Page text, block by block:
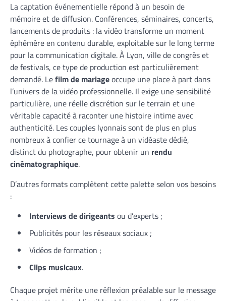
La captation événementielle répond à un besoin de
mémoire et de diffusion. Conférences, séminaires, concerts,
lancements de produits : la vidéo transforme un moment
éphémère en contenu durable, exploitable sur le long terme
pour la communication digitale. À Lyon, ville de congrès et
de festivals, ce type de production est particulièrement
demandé. Lefilm de mariageoccupe une place à part dans
l’univers de la vidéo professionnelle. Il exige une sensibilité
particulière, une réelle discrétion sur le terrain et une
véritable capacité à raconter une histoire intime avec
authenticité. Les couples lyonnais sont de plus en plus
nombreux à confier ce tournage à un vidéaste dédié,
distinct du photographe, pour obtenir un rendu
cinématographique.
D’autres formats complètent cette palette selon vos besoins
:
Interviews de dirigeants ou d’experts ;
Publicités pour les réseaux sociaux ;
Vidéos de formation ;
Clips musicaux.
Chaque projet mérite une réflexion préalable sur le message